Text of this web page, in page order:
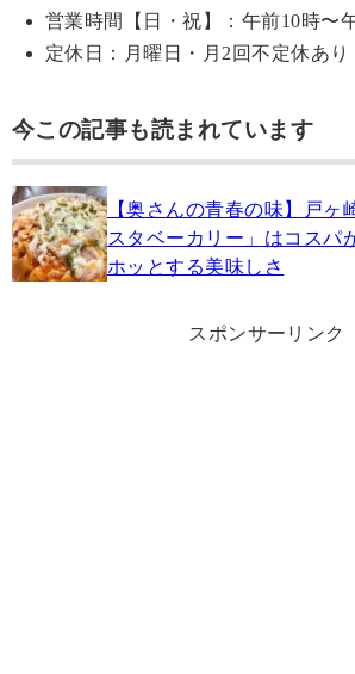
営業時間【日・祝】：午前10時〜
定休日：月曜日・月2回不定休あり
今この記事も読まれています
【奥さんの青春の味】戸ヶ
スタベーカリー」はコスパ
ホッとする美味しさ
スポンサーリンク